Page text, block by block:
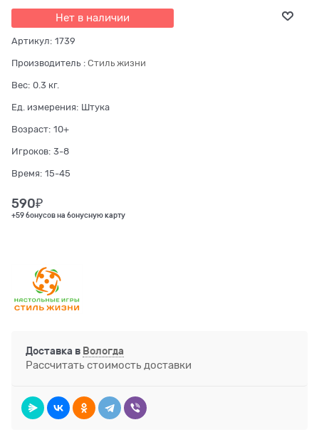
Нет в наличии
Артикул: 1739
Производитель : Стиль жизни
Вес: 0.3 кг.
Ед. измерения: Штука
Возраст: 10+
Игроков: 3-8
Время: 15-45
590₽
+59 бонусов на бонусную карту
Доставка в Вологда
Рассчитать стоимость доставки